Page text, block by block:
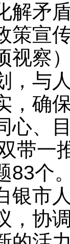
解矛
策宣
视察
，与
，确
心、
带一
83个
银市
，协